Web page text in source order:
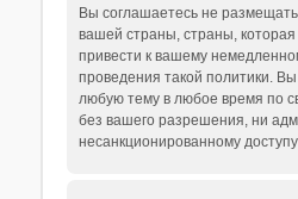
Вы соглашаетесь не
вашей страны, страны,
привести к вашему
проведения такой политики.
любую тему в любое время по
без вашего разрешения, ни
несанкционированному доступу